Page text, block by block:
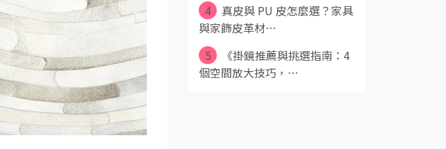
4
真皮與 PU 皮怎麼選？家具
與家飾皮革材⋯
5
《掛鏡推薦與挑選指南：4
個空間放大技巧，⋯